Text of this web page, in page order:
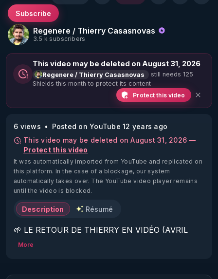
Regenere / Thierry Casasnovas
3.5 k subscribers
Subscribe
This video may be deleted on August 31, 2026
Regenere / Thierry Casasnovas
still needs 125
Shields this month to protect its content
Protect this video
6 views
Posted on YouTube 12 years ago
This video may be deleted on August 31, 2026 —
Protect this video
It was automatically imported from YouTube and replicated on
this platform. In the case of a blockage, our system
automatically takes over. The YouTube video player remains
until the video is blocked.
Description Résumé
🌱 LE RETOUR DE THIERRY EN VIDÉO (AVRIL
2022)!
https://www.rgnr.fr/presentation.html
More